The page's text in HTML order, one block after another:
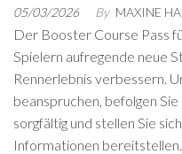
05/03/2026 By MAXINE
Der Booster Course Pass
Spielern aufregende neue
Rennerlebnis verbessern.
beanspruchen, befolgen
sorgfältig und stellen Sie
Informationen